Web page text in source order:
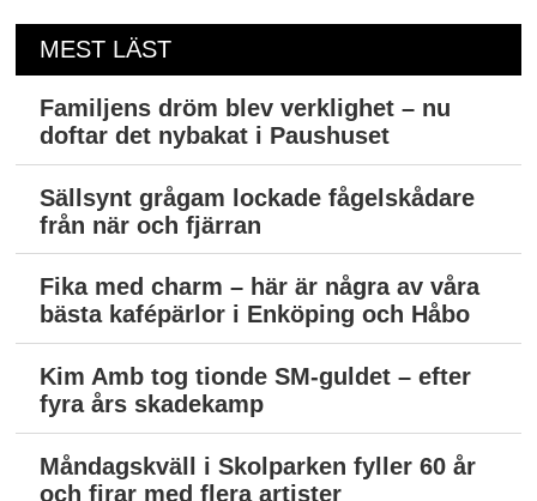
MEST LÄST
Familjens dröm blev verklighet – nu
doftar det nybakat i Paushuset
Sällsynt grågam lockade fågelskådare
från när och fjärran
Fika med charm – här är några av våra
bästa kafépärlor i Enköping och Håbo
Kim Amb tog tionde SM-guldet – efter
fyra års skadekamp
Måndagskväll i Skolparken fyller 60 år
och firar med flera artister